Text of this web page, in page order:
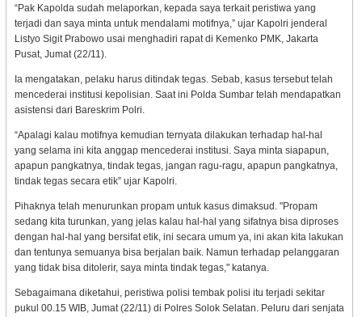
“Pak Kapolda sudah melaporkan, kepada saya terkait peristiwa yang
terjadi dan saya minta untuk mendalami motifnya,” ujar Kapolri jenderal
Listyo Sigit Prabowo usai menghadiri rapat di Kemenko PMK, Jakarta
Pusat, Jumat (22/11).
Ia mengatakan, pelaku harus ditindak tegas. Sebab, kasus tersebut telah
mencederai institusi kepolisian. Saat ini Polda Sumbar telah mendapatkan
asistensi dari Bareskrim Polri.
“Apalagi kalau motifnya kemudian ternyata dilakukan terhadap hal-hal
yang selama ini kita anggap mencederai institusi. Saya minta siapapun,
apapun pangkatnya, tindak tegas, jangan ragu-ragu, apapun pangkatnya,
tindak tegas secara etik” ujar Kapolri.
Pihaknya telah menurunkan propam untuk kasus dimaksud. "Propam
sedang kita turunkan, yang jelas kalau hal-hal yang sifatnya bisa diproses
dengan hal-hal yang bersifat etik, ini secara umum ya, ini akan kita lakukan
dan tentunya semuanya bisa berjalan baik. Namun terhadap pelanggaran
yang tidak bisa ditolerir, saya minta tindak tegas," katanya.
Sebagaimana diketahui, peristiwa polisi tembak polisi itu terjadi sekitar
pukul 00.15 WIB, Jumat (22/11) di Polres Solok Selatan. Peluru dari senjata